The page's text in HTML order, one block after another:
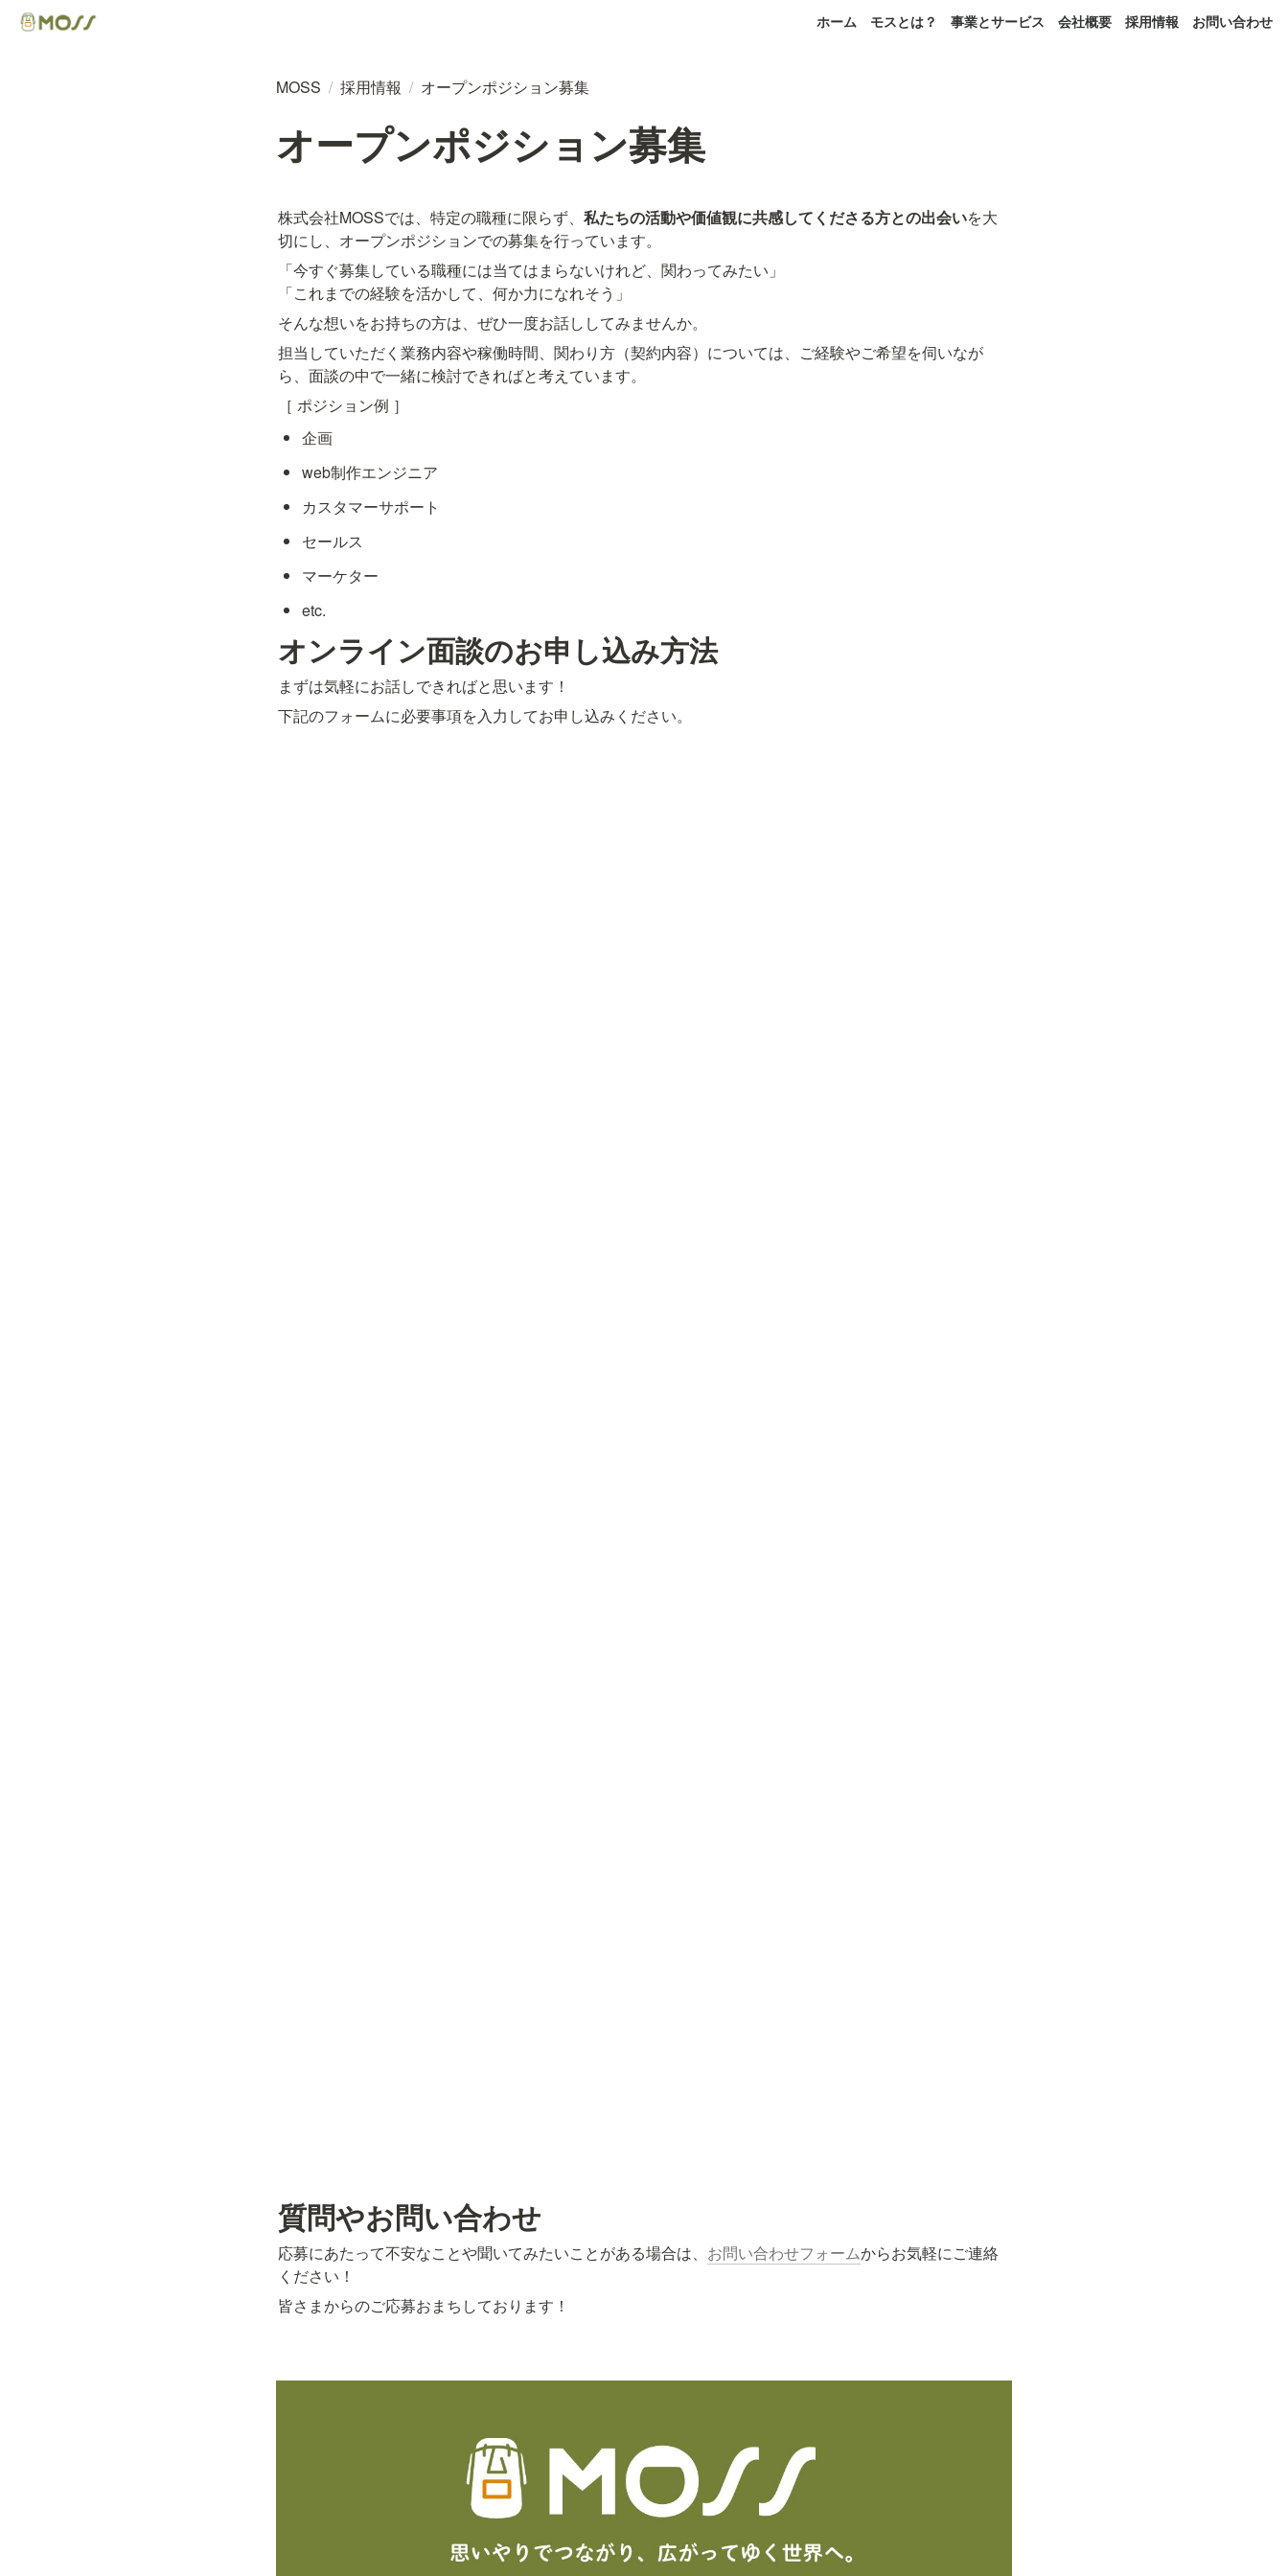
ホーム モスとは？ 事業とサービス 会社概要 採用情報 お問い合わせ
MOSS / 採用情報 / オープンポジション募集
オープンポジション募集
株式会社MOSSでは、特定の職種に限らず、 私たちの活動や価値観に共感してくださる方との出会いを大
切にし、オープンポジションでの募集を行っています。
「今すぐ募集している職種には当てはまらないけれど、関わってみたい」
「これまでの経験を活かして、何か力になれそう」
そんな想いをお持ちの方は、ぜひ一度お話ししてみませんか。
担当していただく業務内容や稼働時間、関わり方（契約内容）については、ご経験やご希望を伺いなが
ら、面談の中で一緒に検討できればと考えています。
［ ポジション例 ］
企画
web制作エンジニア
カスタマーサポート
セールス
マーケター
etc.
オンライン面談のお申し込み方法
まずは気軽にお話しできればと思います！
下記のフォームに必要事項を入力してお申し込みください。
質問やお問い合わせ
応募にあたって不安なことや聞いてみたいことがある場合は、 お問い合わせフォームからお気軽にご連絡
ください！
皆さまからのご応募おまちしております！